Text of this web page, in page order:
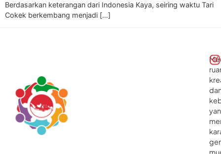
Berdasarkan keterangan dari Indonesia Kaya, seiring waktu Tari
Cokek berkembang menjadi […]